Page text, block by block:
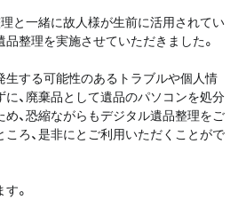
と一緒に故人様が生前に活用されてい
整理を実施させていただきました。
生する可能性のあるトラブルや個人情
、廃棄品として遺品のパソコンを処分
、恐縮ながらもデジタル遺品整理をご
ろ、是非にとご利用いただくことがで
。